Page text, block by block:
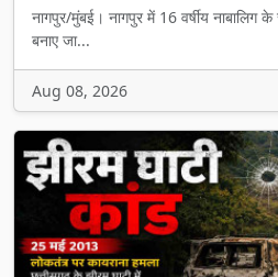
नागपुर/मुंबई। नागपुर में 16 वर्षीय
बनाए जा...
Aug 08, 2026